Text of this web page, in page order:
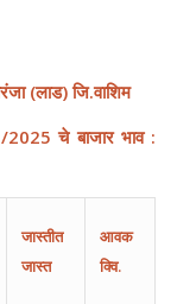
(लाड)जि.वाशिम
/2025 चे बाजार भाव:
जास्तीत
जास्त
आवक
क्वि.